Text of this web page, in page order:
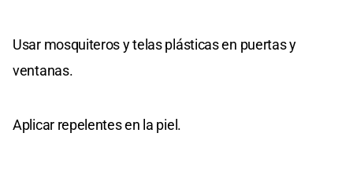
Usar mosquiteros y telas plásticas en puertas y
ventanas.
Aplicar repelentes en la piel.